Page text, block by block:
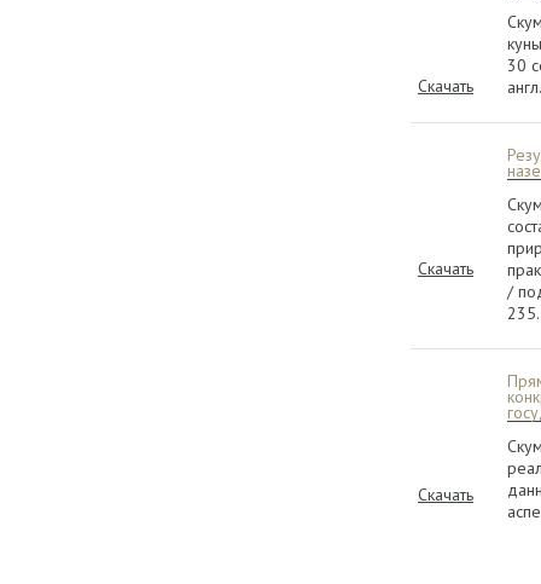
Скачать
30
Скачать
/
235.
Скачать